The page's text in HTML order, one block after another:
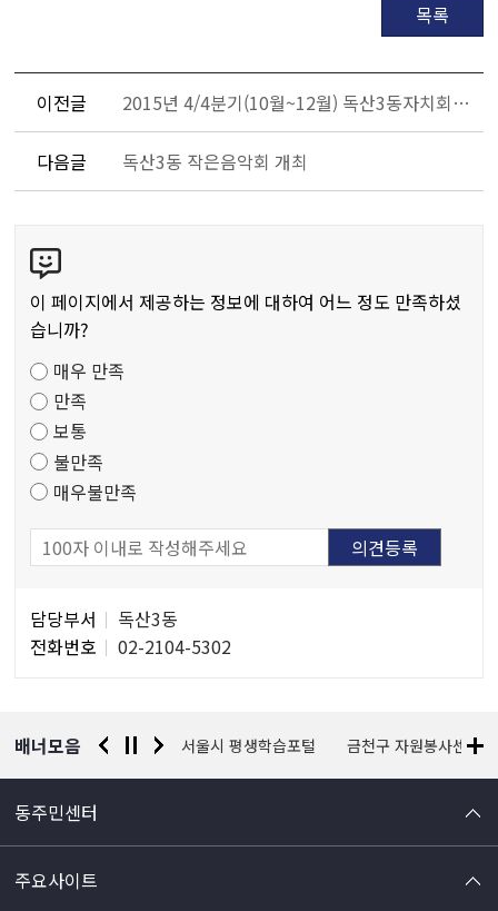
목록
이전글 2015년 4/4분기(10월~12월) 독산3동자치회관 프로그램 수강생 모집 안내
다음글 독산3동 작은음악회 개최
텐
츠
만
도
조
사
이 페이지에서 제공하는 정보에 대하여 어느 정도 만족하셨
습니까?
매우 만족
만족
보통
불만족
매우불만족
당
자
담당부서
독산3동
전화번호
02-2104-5302
배너모음
찰청 유실물 통합포털 서울시 평생학습포털 금천구 자원봉사센터
동주민센터
주요사이트